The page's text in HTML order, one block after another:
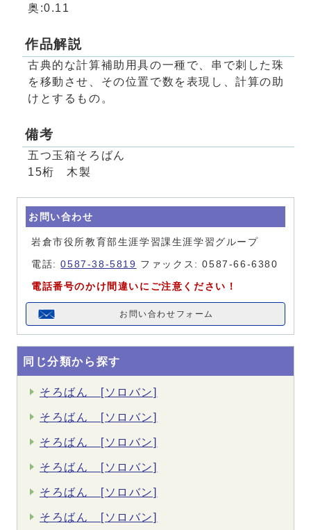
奥:0.11
作品解説
古典的な計算補助用具の一種で、串で刺した珠
を移動させ、その位置で数を表現し、計算の助
けとするもの。
備考
五つ玉箱そろばん
15桁 木製
お問い合わせ
岩倉市役所教育部生涯学習課生涯学習グループ
電話:0587-38-5819 ファックス: 0587-66-6380
電話番号のかけ間違いにご注意ください！
お問い合わせフォーム
同じ分類から探す
そろばん [ソロバン]
そろばん [ソロバン]
そろばん [ソロバン]
そろばん [ソロバン]
そろばん [ソロバン]
そろばん [ソロバン]